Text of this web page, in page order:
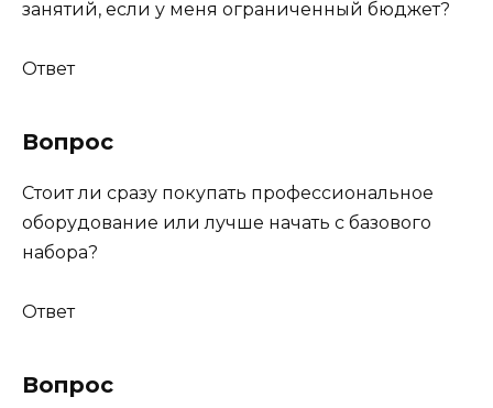
занятий, если у меня ограниченный бюджет?
Ответ
Вопрос
Стоит ли сразу покупать профессиональное
оборудование или лучше начать с базового
набора?
Ответ
Вопрос